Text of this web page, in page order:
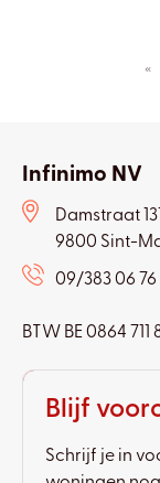
«
Infinimo NV
Damstraat
9800 Sint-
09/383 06 76
BTW BE 0864 711
Blijf
Schrijf je in